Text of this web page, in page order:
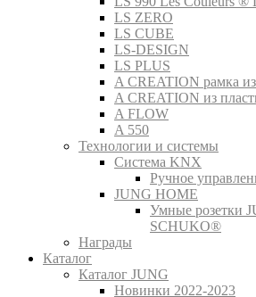
LS ZERO
LS CUBE
LS-DESIGN
LS PLUS
A CREATION рамка из
A CREATION из
A FLOW
A 550
Технологии и системы
Система KNX
Ручное
JUNG HOME
Умные розетки
SCHUKO®
Награды
Каталог
Каталог JUNG
Новинки 2022-2023